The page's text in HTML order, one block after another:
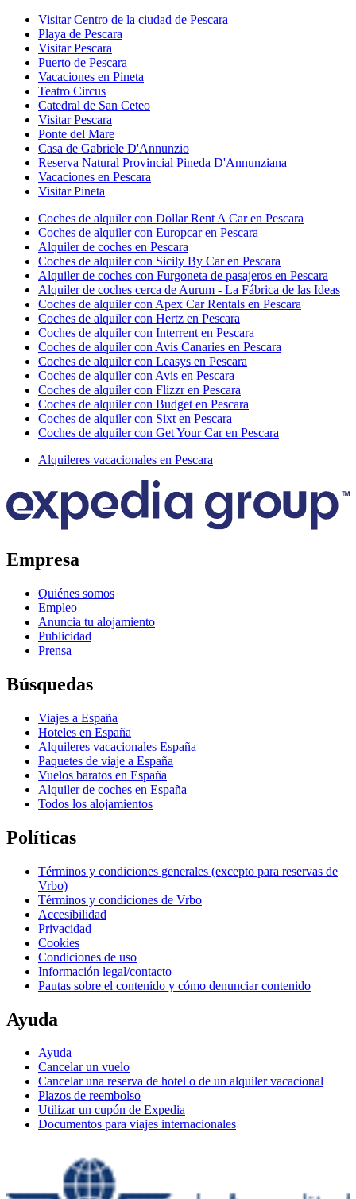
Visitar Centro de la ciudad de Pescara
Playa de Pescara
Visitar Pescara
Puerto de Pescara
Vacaciones en Pineta
Teatro Circus
Catedral de San Ceteo
Visitar Pescara
Ponte del Mare
Casa de Gabriele D'Annunzio
Reserva Natural Provincial Pineda D'Annunziana
Vacaciones en Pescara
Visitar Pineta
Coches de alquiler con Dollar Rent A Car en Pescara
Coches de alquiler con Europcar en Pescara
Alquiler de coches en Pescara
Coches de alquiler con Sicily By Car en Pescara
Alquiler de coches con Furgoneta de pasajeros en Pescara
Alquiler de coches cerca de Aurum - La Fábrica de las Ideas
Coches de alquiler con Apex Car Rentals en Pescara
Coches de alquiler con Hertz en Pescara
Coches de alquiler con Interrent en Pescara
Coches de alquiler con Avis Canaries en Pescara
Coches de alquiler con Leasys en Pescara
Coches de alquiler con Avis en Pescara
Coches de alquiler con Flizzr en Pescara
Coches de alquiler con Budget en Pescara
Coches de alquiler con Sixt en Pescara
Coches de alquiler con Get Your Car en Pescara
Alquileres vacacionales en Pescara
Empresa
Quiénes somos
Empleo
Anuncia tu alojamiento
Publicidad
Prensa
Búsquedas
Viajes a España
Hoteles en España
Alquileres vacacionales España
Paquetes de viaje a España
Vuelos baratos en España
Alquiler de coches en España
Todos los alojamientos
Políticas
Términos y condiciones generales (excepto para reservas de
Vrbo)
Términos y condiciones de Vrbo
Accesibilidad
Privacidad
Cookies
Condiciones de uso
Información legal/contacto
Pautas sobre el contenido y cómo denunciar contenido
Ayuda
Ayuda
Cancelar un vuelo
Cancelar una reserva de hotel o de un alquiler vacacional
Plazos de reembolso
Utilizar un cupón de Expedia
Documentos para viajes internacionales